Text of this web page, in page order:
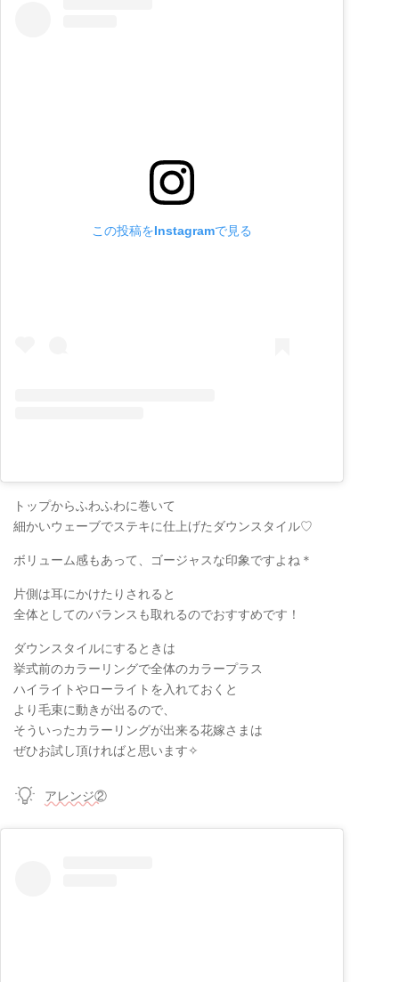
この投稿をInstagramで見る
トップからふわふわに巻いて
細かいウェーブでステキに仕上げたダウンスタイル♡
ボリューム感もあって、ゴージャスな印象ですよね＊
片側は耳にかけたりされると
全体としてのバランスも取れるのでおすすめです！
ダウンスタイルにするときは
挙式前のカラーリングで全体のカラープラス
ハイライトやローライトを入れておくと
より毛束に動きが出るので、
そういったカラーリングが出来る花嫁さまは
ぜひお試し頂ければと思います✧
アレンジ②